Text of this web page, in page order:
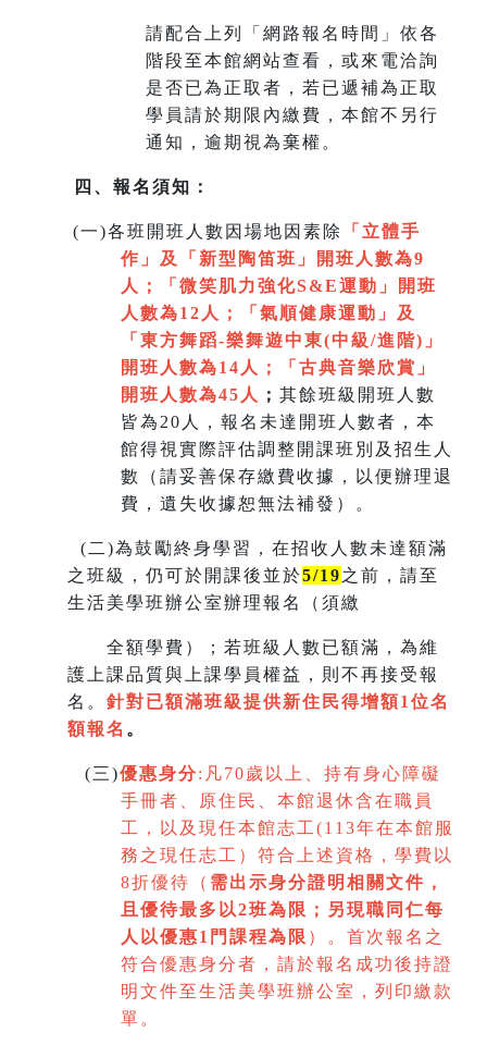
請配合上列「網路報名時間」依各
階段至本館網站查看，或來電洽詢
是否已為正取者，若已遞補為正取
學員請於期限內繳費，本館不另行
通知，逾期視為棄權。
四、報名須知：
(一)各班開班人數因場地因素除
「立體手
作」及「新型陶笛班」開班人數為9
人
；
「微笑肌力強化S&E運動」開班
人數為12人；「氣順健康運動」及
「 東方舞蹈-樂舞遊中東(中級/進階)」
開班人數為14人
； 「 古典音樂欣賞 」
開班人數為45人
； 其餘班級開班人數
皆為20人，報名未達開班人數者，本
館得視實際評估調整開課班別及招生人
數（請妥善保存繳費收據，以便辦理退
費，遺失收據恕無法補發）。
( 二)為鼓勵終身學習，在招收人數未達額滿
之班級，仍可於開課後並於5/19之前，請至
生活美學班辦公室辦理報名（須繳
全額學費）；若班級人數已額滿，為維
護上課品質與上課學員權益，則不再接受報
名。 針對已額滿班級提供新住民得增額1 位名
額報名 。
(三)優惠身分: 凡70歲以上、持有身心障礙
手冊者、原住民、本館退休含在職員
工，以及現任本館志工(113年在本館服
務之現任志工）符合上述資格，學費以
8折優待（ 需出示身分證明相關文件，
且優待最多以2班為限 ； 另現職同仁每
人以優惠1門課程為限 ）。首次報名之
符合優惠身分者，請於報名成功後持證
明文件至生活美學班辦公室，列印繳款
單。